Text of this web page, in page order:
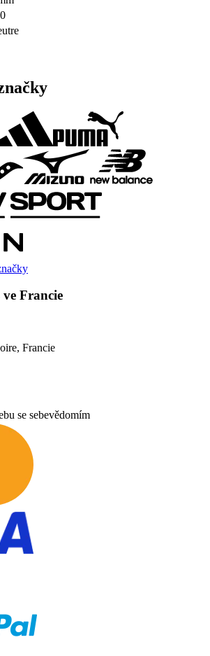
Francie
Francie
se sebevědomím